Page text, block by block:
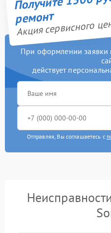
ремонт
Акция сервисного
При оформлении заявки
действует
Отправляя, Вы соглашаетесь с